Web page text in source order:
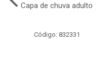
Capa de chuva adulto
Código: 832331